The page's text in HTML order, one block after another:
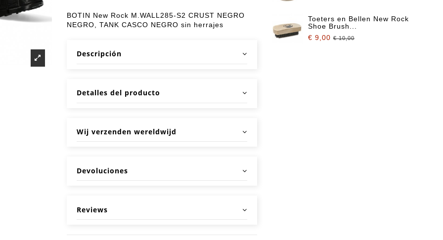
BOTIN New Rock M.WALL285-S2 CRUST NEGRO
NEGRO, TANK CASCO NEGRO sin herrajes
Descripción
Detalles del producto
Wij verzenden wereldwijd
Devoluciones
Reviews
Toeters en Bellen New Rock
Shoe Brush...
€ 9,00 € 10,00